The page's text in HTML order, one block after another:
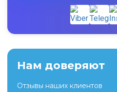
Нам доверяют
Отзывы наших клиентов